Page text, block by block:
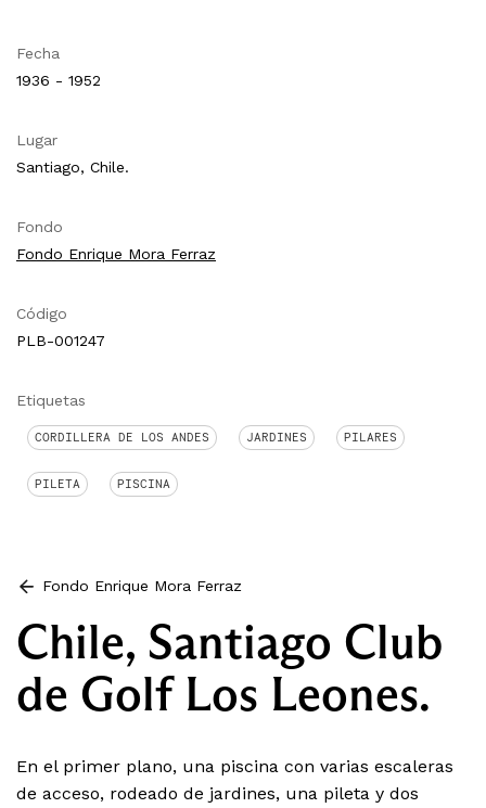
Fecha
1936 - 1952
Lugar
Santiago, Chile.
Fondo
Fondo Enrique Mora Ferraz
Código
PLB-001247
Etiquetas
CORDILLERA DE LOS ANDES JARDINES PILARES
PILETA PISCINA
Fondo Enrique Mora Ferraz
Chile, Santiago Club
de Golf Los Leones.
En el primer plano, una piscina con varias escaleras
de acceso, rodeado de jardines, una pileta y dos